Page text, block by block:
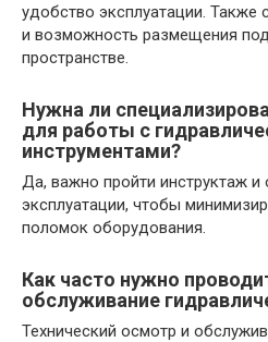
удобство эксплуатации. Также
и возможность размещения
пространстве.
Нужна ли
для работы с
инструментами?
Да, важно пройти инструктаж и
эксплуатации, чтобы
поломок оборудования.
Как часто нужно
обслуживание
Технический осмотр и